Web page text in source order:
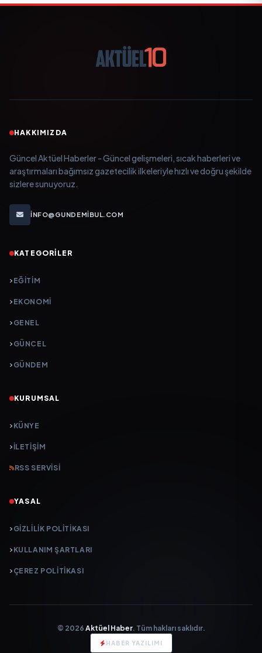
HAKKIMIZDA
Güncel Aktüel Haberler - Güncel gelişmeleri, sıcak haberleri ve
araştırmaları bağımsız gazetecilik ilkeleriyle hızlı ve doğru şekilde
sizlere sunuyoruz.
INFO@GUNDEMIBUL.COM
KATEGORILER
EĞITIM
EKONOMI
GENEL
GÜNCEL
GÜNDEM
KURUMSAL
KÜNYE
İLETIŞIM
RSS SERVISI
YASAL
GIZLILIK POLITIKASI
KULLANIM ŞARTLARI
ÇEREZ POLITIKASI
© 2026 Aktüel Haber. Tüm hakları saklıdır.
HABER YAZILIMI